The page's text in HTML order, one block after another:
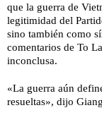
que la guerra de
legitimidad del
sino también como
comentarios de To
inconclusa.
«La guerra aún
resueltas», dijo